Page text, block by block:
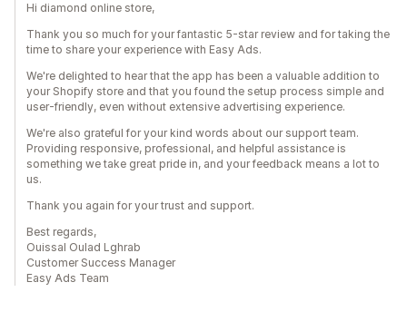
Hi diamond online store,
Thank you so much for your fantastic 5-star review and for taking the
time to share your experience with Easy Ads.
We're delighted to hear that the app has been a valuable addition to
your Shopify store and that you found the setup process simple and
user-friendly, even without extensive advertising experience.
We're also grateful for your kind words about our support team.
Providing responsive, professional, and helpful assistance is
something we take great pride in, and your feedback means a lot to
us.
Thank you again for your trust and support.
Best regards,
Ouissal Oulad Lghrab
Customer Success Manager
Easy Ads Team